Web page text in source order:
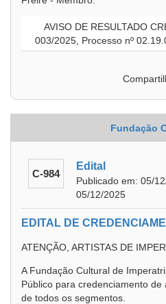
AVISO DE RESULTADO
003/2025, Processo nº
Fundação
C-984
Edital
Publicado em: 05/
05/12/2025
EDITAL DE
ATENÇÃO, ARTISTAS DE
A Fundação Cultural de
Público para credenciamento
de todos os segmentos.